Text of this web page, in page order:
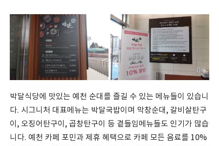
박달식당에 맛있는 예천 순대를 즐길 수 있는 메뉴들이 있습니
다. 시그니처 대표메뉴는 박달국밥이며 막창순대, 갈비살탄구
이, 오징어탄구이, 곱창탄구이 등 곁들임메뉴들도 인기가 많습
니다. 예천 카페 포민과 제휴 혜택으로 카페 모든 음료를 10%